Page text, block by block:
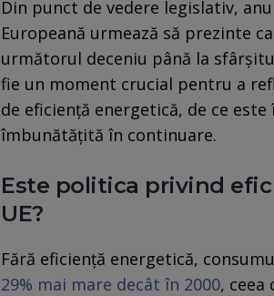
Din punct de vedere legislativ,
Europeană urmează să prezinte
următorul deceniu până la
fie un moment crucial pentru a
de eficiență energetică, de ce
îmbunătățită în continuare.
Este politica privind
UE?
Fără eficiență energetică,
29% mai mare decât în ​​2000, ceea